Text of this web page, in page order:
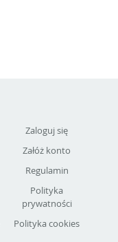
Zaloguj się
Załóż konto
Regulamin
Polityka
prywatności
Polityka cookies